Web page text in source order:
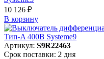
10 126 ₽
В корзинy
Артикул: S9R22463
Срок поставки: 2 дня